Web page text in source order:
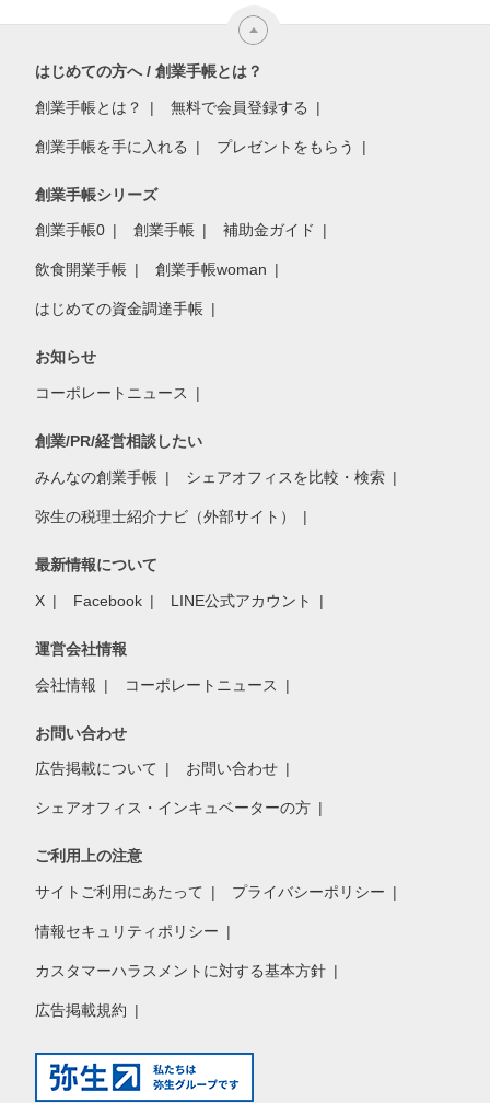
はじめての方へ / 創業手帳とは？
創業手帳とは？ 無料で会員登録する
創業手帳を手に入れる プレゼントをもらう
創業手帳シリーズ
創業手帳0 創業手帳 補助金ガイド
飲食開業手帳 創業手帳woman
はじめての資金調達手帳
お知らせ
コーポレートニュース
創業/PR/経営相談したい
みんなの創業手帳 シェアオフィスを比較・検索
弥生の税理士紹介ナビ（外部サイト）
最新情報について
X Facebook LINE公式アカウント
運営会社情報
会社情報 コーポレートニュース
お問い合わせ
広告掲載について お問い合わせ
シェアオフィス・インキュベーターの方
ご利用上の注意
サイトご利用にあたって プライバシーポリシー
情報セキュリティポリシー
カスタマーハラスメントに対する基本方針
広告掲載規約